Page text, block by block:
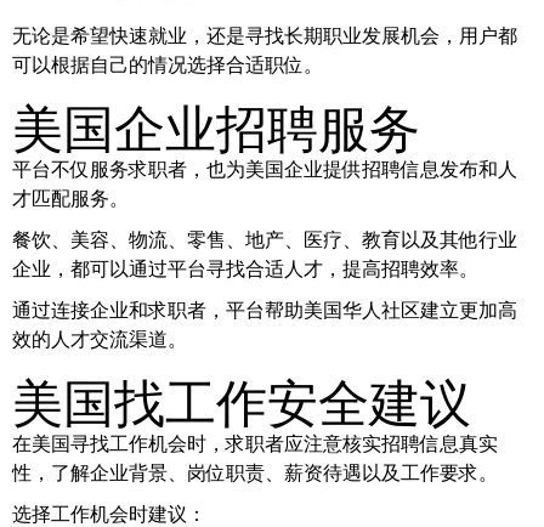
无论是希望快速就业，还是寻找长期职业发展机会，用户都
可以根据自己的情况选择合适职位。
美国企业招聘服务
平台不仅服务求职者，也为美国企业提供招聘信息发布和人
才匹配服务。
餐饮、美容、物流、零售、地产、医疗、教育以及其他行业
企业，都可以通过平台寻找合适人才，提高招聘效率。
通过连接企业和求职者，平台帮助美国华人社区建立更加高
效的人才交流渠道。
美国找工作安全建议
在美国寻找工作机会时，求职者应注意核实招聘信息真实
性，了解企业背景、岗位职责、薪资待遇以及工作要求。
选择工作机会时建议：